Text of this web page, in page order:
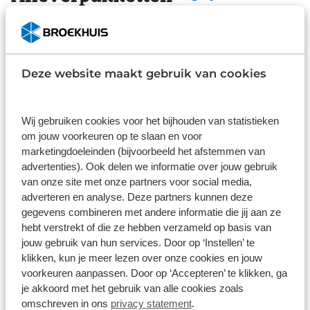
Deze website maakt gebruik van cookies
Wij gebruiken cookies voor het bijhouden van statistieken
om jouw voorkeuren op te slaan en voor
marketingdoeleinden (bijvoorbeeld het afstemmen van
advertenties). Ook delen we informatie over jouw gebruik
van onze site met onze partners voor social media,
adverteren en analyse. Deze partners kunnen deze
gegevens combineren met andere informatie die jij aan ze
hebt verstrekt of die ze hebben verzameld op basis van
jouw gebruik van hun services. Door op ‘Instellen’ te
klikken, kun je meer lezen over onze cookies en jouw
voorkeuren aanpassen. Door op ‘Accepteren’ te klikken, ga
je akkoord met het gebruik van alle cookies zoals
omschreven in ons privacy statement.
Quattroporte een vierdeurs sportsedan en in 1966
zitplaatsen. In 1967 werd daarbij een tweezits
sportcoupé aan de line up toegevoegd, de Ghibli.
Giugiaro, destijds directeur styling bij Ghia,
verbaasde de Ghibli het publiek toen hij werd
onthuld op de Autosalon van Turijn in 1966. Even
indrukwekkend was zijn 4,7-liter V8-motor, afgeleid
van de Maserati 450 S-raceauto, met twee
bovenliggende nokkenassen per cilinderrij en vier
dubbele carburateurs, goed voor een respectabele
330 pk bij 5.500 tpm. Het werd geprezen als een
meesterwerk en de mooiste Maserati ooit
geproduceerd en was populairder dan de Ferrari
Daytona die twee jaar later verscheen. Maserati
president Omer Orsi en ingenieur Alfieri Maserati
Basis
Inbegrepen
kunt rekenen en we laten u graag weten
wat u kunt verwachten.
Gekozen Inhoud
€
check
Wat klanten over ons zeggen